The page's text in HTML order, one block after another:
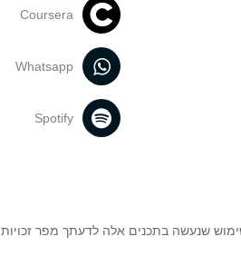
Coursera
Whatsapp
Spotify
שנעשה בתכנים אלה לדעתך מפר זכויות